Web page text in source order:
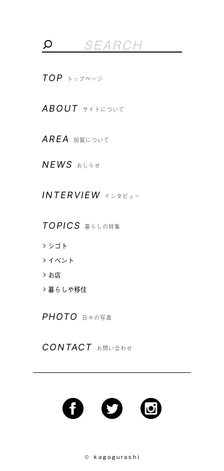
TOP トップページ
ABOUT サイトについて
AREA 加賀について
NEWS おしらせ
INTERVIEW インタビュー
TOPICS 暮らしの特集
シゴト
イベント
お店
暮らしや移住
PHOTO 日々の写真
CONTACT お問い合わせ
© kagagurashi